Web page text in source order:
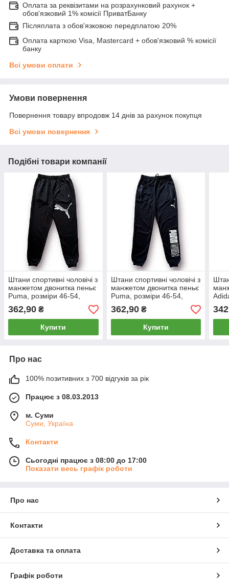
Оплата за реквізитами на розрахунковий рахунок +
обов'язковий 1% комісії ПриватБанку
Післяплата з обов'язковою передплатою 20%
Оплата карткою Visa, Mastercard + обов'язковий % комісії
банку
Всі умови оплати
Умови повернення
Повернення товару впродовж 14 днів за рахунок покупця
Всі умови повернення
Подібні товари компанії
Штани спортивні чоловічі з
манжетом двонитка пеньє
Puma, розміри 46-54,
чорні, 4041
362,90 ₴
Купити
Штани спортивні чоловічі з
манжетом двонитка пеньє
Puma, розміри 46-54,
чорні, 4048
362,90₴
Купити
46-
Про нас
100% позитивних з 700 відгуків за рік
Працює з 08.03.2013
м. Суми
Суми, Україна
Контакти
Сьогодні працює з 08:00 до 17:00
Показати весь графік роботи
Про нас
Контакти
Доставка та оплата
Графік роботи